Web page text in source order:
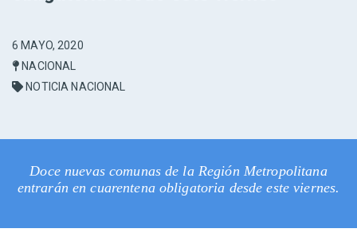
6 MAYO, 2020
NACIONAL
NOTICIA NACIONAL
Doce nuevas comunas de la Región Metropolitana
entrarán en cuarentena obligatoria desde este viernes.